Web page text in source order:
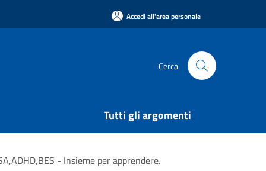
Accedi all'area personale
Cerca
Tutti gli argomenti
- Insieme per apprendere.